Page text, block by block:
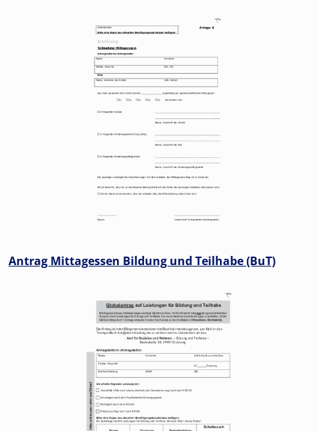
Antrag Mittagessen Bildung und Teilhabe (BuT)